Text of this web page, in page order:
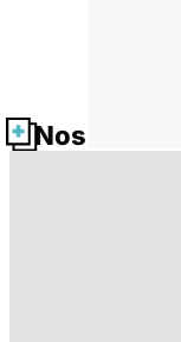
Nos fiches